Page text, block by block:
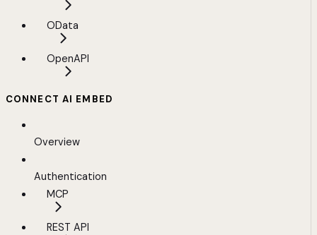
OData
OpenAPI
CONNECT AI EMBED
Overview
Authentication
MCP
REST API